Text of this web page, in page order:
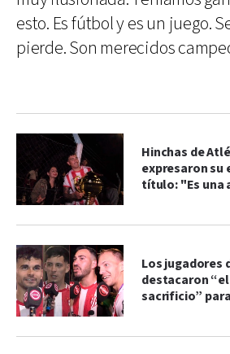
esto. Es fútbol y es un juego.
pierde. Son merecidos
Hinchas de
expresaron su
título: "Es una
Los jugadores
destacaron
sacrificio”